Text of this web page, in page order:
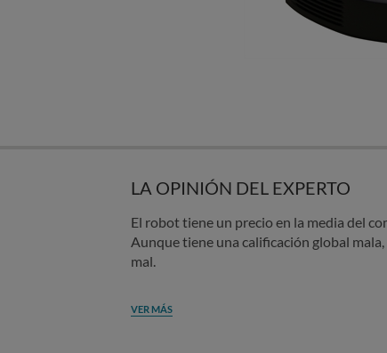
LA OPINIÓN DEL EXPERTO
El robot tiene un precio en la media del
Aunque tiene una calificación global
mal.
VER MÁS